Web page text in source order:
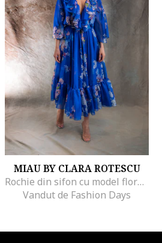
MIAU BY CLARA ROTESCU
Rochie din sifon cu model floral Osaka, Roz somon/Albastru royal
Vandut de Fashion Days